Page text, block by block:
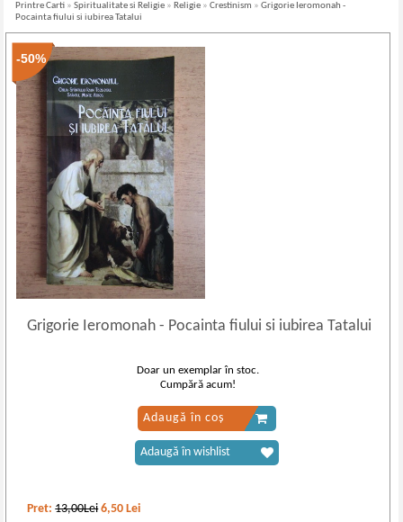
Printre Carti »Spiritualitate si Religie » Religie »Crestinism »Grigorie Ieromonah -
Pocainta fiului si iubirea Tatalui
-50%
Grigorie Ieromonah- Pocainta fiului si iubirea Tatalui
Pret:13,00Lei 6,50 Lei
Doar un exemplar în stoc.
Cumpără acum!
Adaugă în coș
Adaugă în wishlist